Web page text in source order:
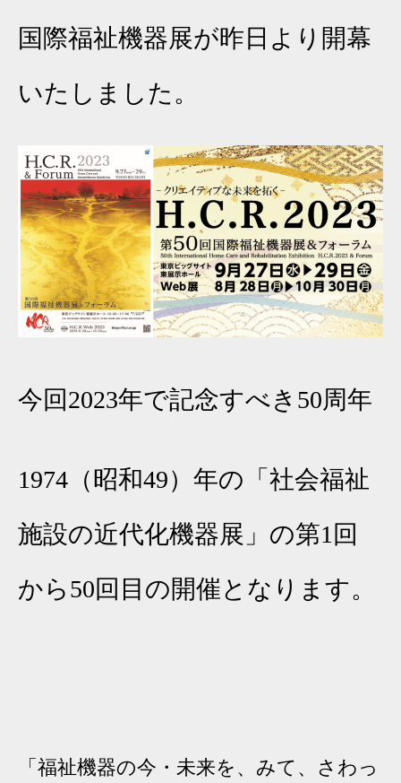
国際福祉機器展が昨日より開幕
いたしました。
今回2023年で記念すべき50周年
1974（昭和49）年の「社会福祉
施設の近代化機器展」の第1回
から50回目の開催となります。
「福祉機器の今・未来を、みて、さわっ